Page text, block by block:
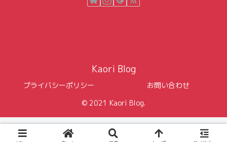
Kaori Blog
プライバシーポリシー
お問い合わせ
© 2021 Kaori Blog.